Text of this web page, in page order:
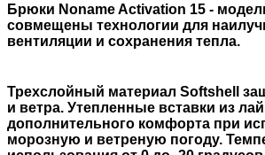
Брюки Noname Activation 15 -
совмещены технологии для
вентиляции и сохранения тепла.
Трехслойный материал Softshell
и ветра. Утепленные вставки из
дополнительного комфорта при
морозную и ветреную погоду.